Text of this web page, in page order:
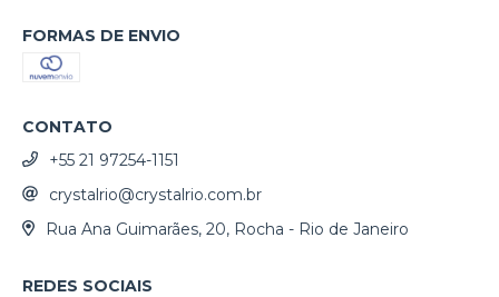
FORMAS DE ENVIO
CONTATO
+55 21 97254-1151
crystalrio@crystalrio.com.br
Rua Ana Guimarães, 20, Rocha - Rio de Janeiro
REDES SOCIAIS